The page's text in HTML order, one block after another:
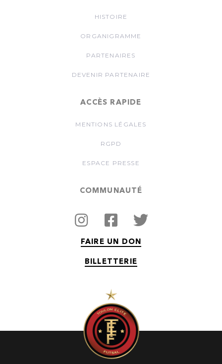
HISTOIRE
ORGANIGRAMME
PARTENAIRES
DEVENIR PARTENAIRE
ACCÈS RAPIDE
MENTIONS LÉGALES
RGPD
ESPACE PRESSE
COMMUNAUTÉ
FAIRE UN DON
BILLETTERIE